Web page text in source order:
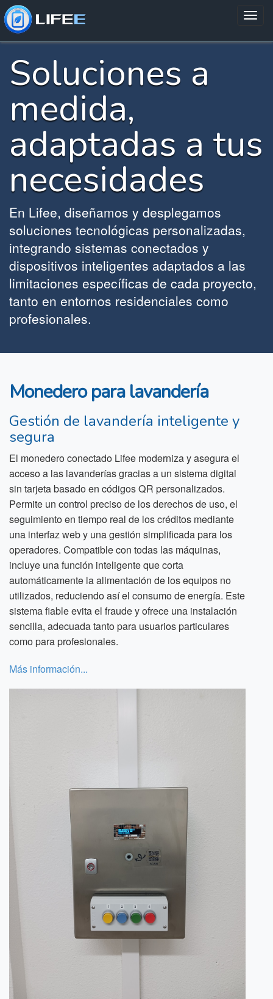
Soluciones a
medida,
adaptadas a tus
necesidades
En Lifee, diseñamos y desplegamos
soluciones tecnológicas personalizadas,
integrando sistemas conectados y
dispositivos inteligentes adaptados a las
limitaciones específicas de cada proyecto,
tanto en entornos residenciales como
profesionales.
Monedero para lavandería
Gestión de lavandería inteligente y
segura
El monedero conectado Lifee moderniza y asegura el
acceso a las lavanderías gracias a un sistema digital
sin tarjeta basado en códigos QR personalizados.
Permite un control preciso de los derechos de uso, el
seguimiento en tiempo real de los créditos mediante
una interfaz web y una gestión simplificada para los
operadores. Compatible con todas las máquinas,
incluye una función inteligente que corta
automáticamente la alimentación de los equipos no
utilizados, reduciendo así el consumo de energía. Este
sistema fiable evita el fraude y ofrece una instalación
sencilla, adecuada tanto para usuarios particulares
como para profesionales.
Más información...